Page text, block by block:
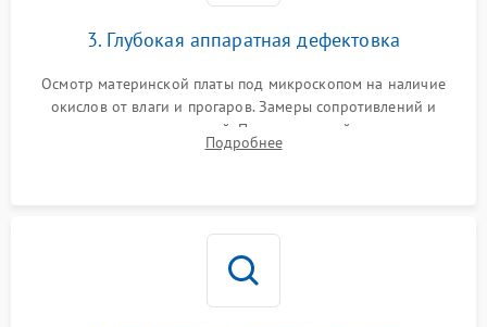
3. Глубокая аппаратная дефектовка
Осмотр материнской платы под микроскопом на наличие
окислов от влаги и прогаров. Замеры сопротивлений и
дежурных напряжений. Проверка цепей питания,
мультиконтроллера, процессора и видеочипа.
Подробнее